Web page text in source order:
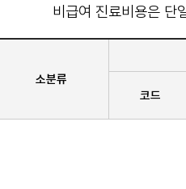
비급여 진료비용은 단
소분류
코드